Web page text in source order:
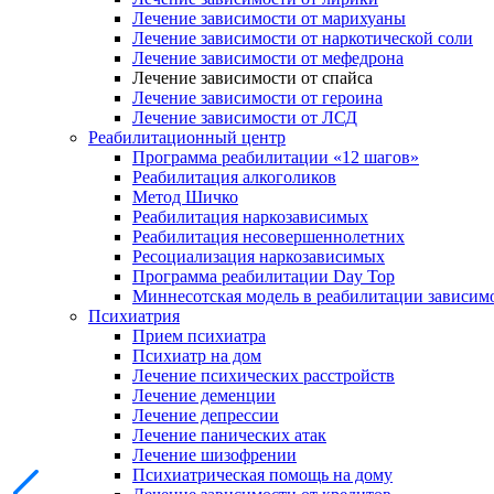
Лечение зависимости от марихуаны
Лечение зависимости от наркотической соли
Лечение зависимости от мефедрона
Лечение зависимости от спайса
Лечение зависимости от героина
Лечение зависимости от ЛСД
Реабилитационный центр
Программа реабилитации «12 шагов»
Реабилитация алкоголиков
Метод Шичко
Реабилитация наркозависимых
Реабилитация несовершеннолетних
Ресоциализация наркозависимых
Программа реабилитации Day Top
Миннесотская модель в реабилитации
Психиатрия
Прием психиатра
Психиатр на дом
Лечение психических расстройств
Лечение деменции
Лечение депрессии
Лечение панических атак
Лечение шизофрении
Психиатрическая помощь на дому